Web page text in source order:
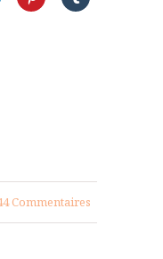
Commentaires